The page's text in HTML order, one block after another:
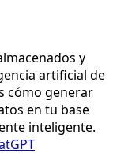
y
artificial de
cómo generar
en tu base
inteligente.